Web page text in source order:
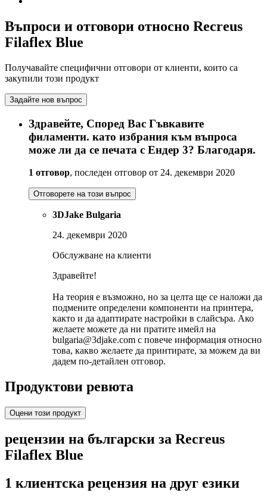
Въпроси и отговори относно Recreus
Filaflex Blue
Получавайте специфични отговори от клиенти, които са
закупили този продукт
Задайте нов въпрос
Здравейте, Според Вас Гъвкавите
филаменти. като избрания към въпроса
може ли да се печата с Ендер 3? Благодаря.
1 отговор, последен отговор от 24. декември 2020
Отговорете на този въпрос
3DJake Bulgaria
24. декември 2020
Обслужване на клиенти
Здравейте!
На теория е възможно, но за целта ще се наложи да
подмените определени компоненти на принтера,
както и да адаптирате настройки в слайсъра. Ако
желаете можете да ни пратите имейл на
bulgaria@3djake.com с повече информация относно
това, какво желаете да принтирате, за можем да ви
дадем по-детайлен отговор.
Продуктови ревюта
Оцени този продукт
рецензии на български за Recreus
Filaflex Blue
1 клиентска рецензия на друг езики